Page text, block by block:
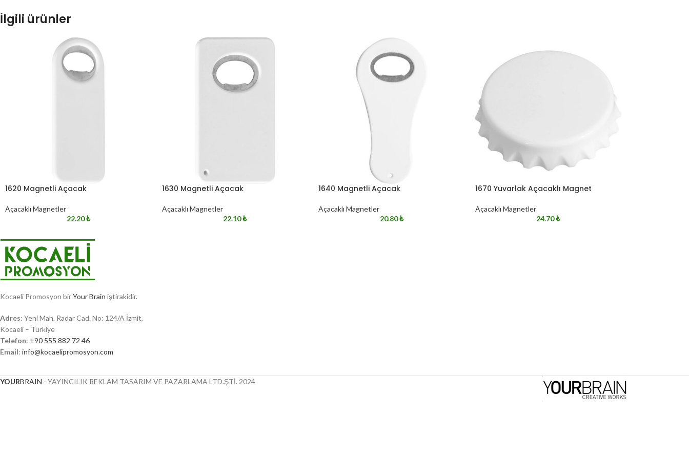
İlgili ürünler
1620 Magnetli Açacak
Açacaklı Magnetler
22.20₺
1630 Magnetli Açacak
Açacaklı Magnetler
22.10₺
1640 Magnetli Açacak
Açacaklı Magnetler
20.80₺
1670 Yuvarlak Açacaklı Magnet
Açacaklı Magnetler
24.70₺
Kocaeli Promosyon birYour Brain iştirakidir.
Adres: Yeni Mah. Radar Cad. No: 124/A İzmit,
Kocaeli – Türkiye
Telefon: +90 555 882 72 46
Email: info@kocaelipromosyon.com
YOURBRAIN - YAYINCILIK REKLAM TASARIM VE PAZARLAMA LTD.ŞTİ. 2024